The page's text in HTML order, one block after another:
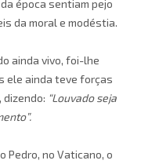
época sentiam pejo
da moral e modéstia.
ainda vivo, foi-lhe
ele ainda teve forças
dizendo: “Louvado seja
Pedro, no Vaticano, o